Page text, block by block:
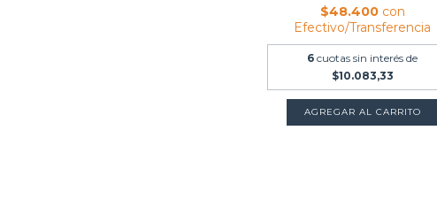
$48.400 con
Efectivo/Transferencia
6 cuotas sin interés de
$10.083,33